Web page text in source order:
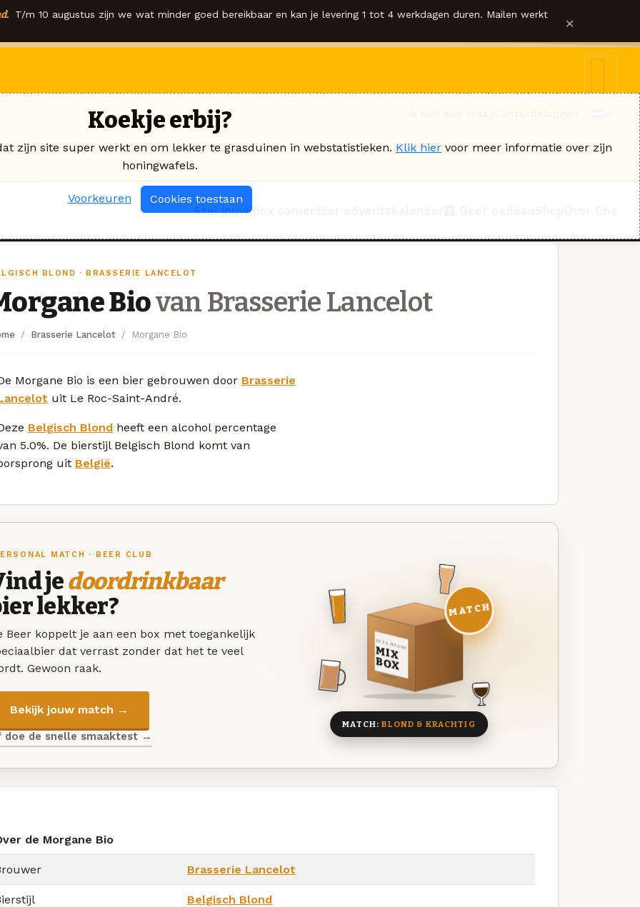
T/m 10 augustus zijn we wat minder goed bereikbaar en kan je levering 1 tot 4 werkdagen duren. Mailen werkt ×
Stel jouw box samen
BLOND · BRASSERIE LANCELOT
Biovan Brasserie Lancelot
Brasserie Lancelot Morgane Bio
Morgane Bio is een bier gebrouwen door Brasserie
uit Le Roc-Saint-André.
Belgisch Blond heeft een alcohol percentage
5.0%. De bierstijl Belgisch Blond komt van
uit België.
MATCH · BEER CLUB
jedoordrinkbaar
lekker?
Beer koppelt je aan een box met toegankelijk
dat verrast zonder dat het te veel
Gewoon raak.
Bekijk jouw match →
doe de snelle smaaktest →
DEZE MAAND
MIX
BOX
8 BIEREN
MATCH
MATCH:BLOND & KRACHTIG
de Morgane Bio
Brasserie Lancelot
Belgisch Blond
Koekje erbij?
zijn site super werkt en om lekker te grasduinen in webstatistieken. Klik hier voor meer informatie over zijn
honingwafels.
Voorkeuren Cookies toestaan